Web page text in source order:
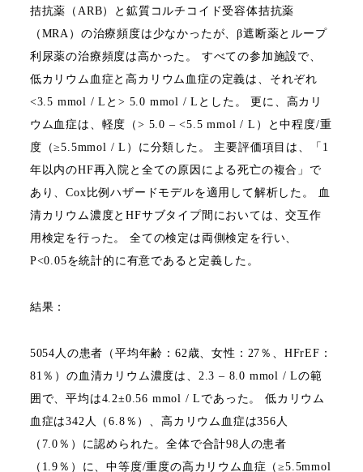
拮抗薬（ ARB）と鉱質コルチコイド受容体拮抗薬
（ MRA ）の治療頻度は少なかったが、β遮断薬とループ
利尿薬の治療頻度は高かった。 すべての参加施設で、
低カリウム血症と高カリウム血症の定義は、それぞれ
<3.5 mmol / L と> 5.0 mmol / L とした。 更に、高カリ
ウム血症は、軽度（ > 5.0 – <5.5 mmol / L ）と中程度/重
度（≥5.5mmol / L ）に分類した。 主要評価項目は、「 1
年以内のHF再入院と全ての原因による死亡の複合」で
あり、Cox 比例ハザードモデルを適用して解析した。
血
清カリウム濃度とHFサブタイプ間においては、交互作
用検定を行った。 全ての検定は両側検定を行い、
P<0.05を統計的に有意であると定義した。
結果：
5054 人の患者（平均年齢： 62 歳、女性： 27 ％、 HFrEF ：
81 ％）の血清カリウム濃度は、 2.3 – 8.0 mmol / Lの範
囲で、平均は4.2±0.56 mmol / L であった。低カリウム
血症は342 人（6.8 ％）、高カリウム血症は356 人
（ 7.0 ％）に認められた。全体で合計98 人の患者
（ 1.9 ％）に、中等度/重度の高カリウム血症（≥5.5mmol